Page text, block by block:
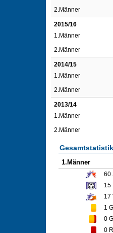
2.Männer
2015/16
1.Männer
2.Männer
2014/15
1.Männer
2.Männer
2013/14
1.Männer
2.Männer
Gesamtstatistik
1.Männer
60
15
17
1
0
0